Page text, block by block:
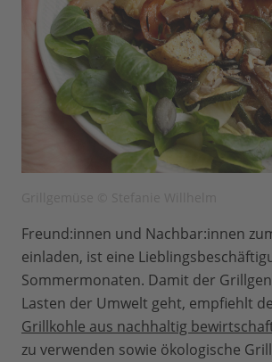
Freund:innen und Nachbar:innen
einladen, ist eine
Sommermonaten. Damit der
Lasten der Umwelt geht, empfiehlt
Grillkohle aus nachhaltig
zu verwenden sowie ökologische